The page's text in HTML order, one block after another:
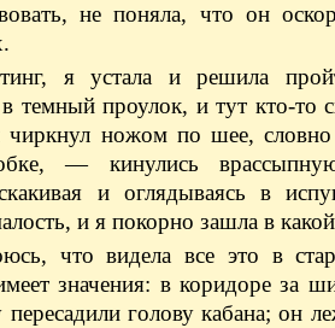
не поняла, что он
я устала и решила
темный проулок, и тут кто-то
чиркнул ножом по шее,
— кинулись
и оглядываясь в
и я покорно зашла в
что видела все это в
значения: в коридоре за
голову кабана; он